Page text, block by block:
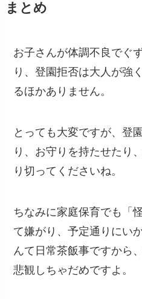
まとめ
お子さんが体調不良でぐ
り、登園拒否は大人が強
るほかありません。
とっても大変ですが、登
り、お守りを持たせたり
り切ってくださいね。
ちなみに家庭保育でも「
て嫌がり、予定通りにい
んて日常茶飯事ですから
悲観しちゃだめですよ。